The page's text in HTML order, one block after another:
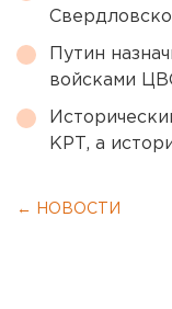
Путин
войсками
КРТ, а
← НОВОСТИ